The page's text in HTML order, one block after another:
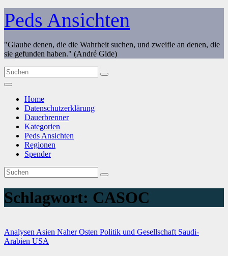
Zum
Inhalt
springen
Peds Ansichten
"Glaube denen, die die Wahrheit suchen, und zweifle an denen, die
sie gefunden haben." (André Gide)
Home
Datenschutzerklärung
Dauerbrenner
Kategorien
Peds Ansichten
Regionen
Spender
Schlagwort: CASOC
Analysen Asien Naher Osten Politik und Gesellschaft Saudi-
Arabien USA